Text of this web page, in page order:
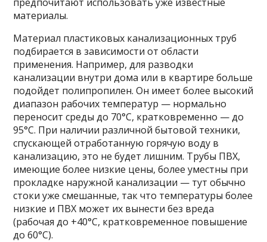
материалы.
Материал пластиковых канализационных труб
подбирается в зависимости от области
применения. Например, для разводки
канализации внутри дома или в квартире больше
подойдет полипропилен. Он имеет более высокий
диапазон рабочих температур — нормально
переносит среды до 70°C, кратковременно — до
95°C. При наличии различной бытовой техники,
спускающей отработанную горячую воду в
канализацию, это не будет лишним. Трубы ПВХ,
имеющие более низкие цены, более уместны при
прокладке наружной канализации — тут обычно
стоки уже смешанные, так что температуры более
низкие и ПВХ может их вынести без вреда
(рабочая до +40°C, кратковременное повышение
до 60°C).